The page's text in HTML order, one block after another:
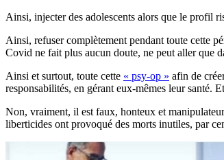
Ainsi, injecter des adolescents alors que le profil
Ainsi, refuser complètement pendant toute cette
Covid ne fait plus aucun doute, ne peut aller que
Ainsi et surtout, toute cette « psy-op » afin de
responsabilités, en gérant eux-mêmes leur santé.
Non, vraiment, il est faux, honteux et
liberticides ont provoqué des morts inutiles, par